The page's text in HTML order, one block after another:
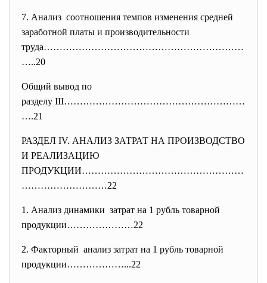
7. Анализ соотношения темпов изменения средней
заработной платы и производительности
труда………………………………………………………
…..20
Общий вывод по
разделу III…………………………………………………
….21
РАЗДЕЛ IV. АНАЛИЗ ЗАТРАТ НА ПРОИЗВОДСТВО
И РЕАЛИЗАЦИЮ
ПРОДУКЦИИ……………………………………………
………………………22
1. Анализ динамики затрат на 1 рубль товарной
продукции…………………22
2. Факторный анализ затрат на 1 рубль товарной
продукции………………...22